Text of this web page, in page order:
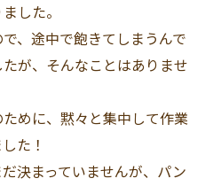
した。
、途中で飽きてしまうんで
が、そんなことはありませ
めに、黙々と集中して作業
た！
決まっていませんが、パン